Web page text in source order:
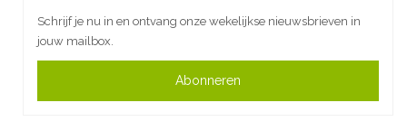
Schrijf je nu in en ontvang onze wekelijkse nieuwsbrieven in
jouw mailbox.
Abonneren